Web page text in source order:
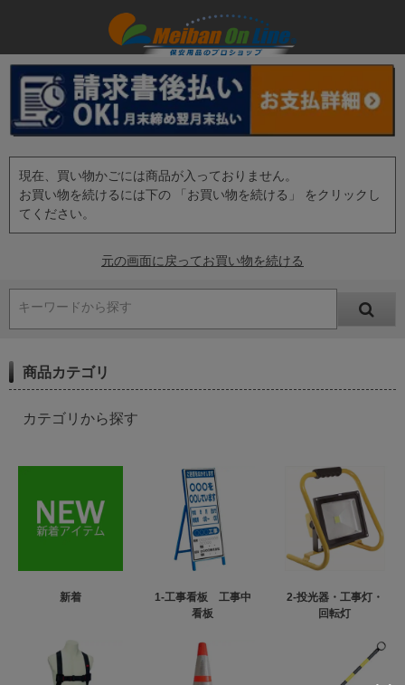
現在、買い物かごには商品が入っておりません。
お買い物を続けるには下の 「お買い物を続ける」 をクリックし
てください。
元の画面に戻ってお買い物を続ける
キーワードから探す
商品カテゴリ
カテゴリから探す
新着
1-工事看板 工事中
看板
2-投光器・工事灯・
回転灯